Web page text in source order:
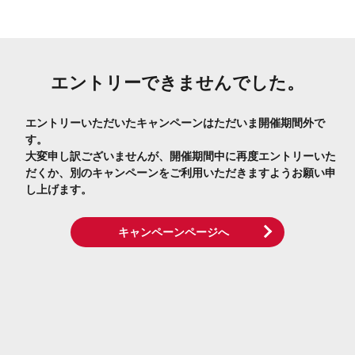
エントリーできませんでした。
エントリーいただいたキャンペーンはただいま開催期間外で
す。
大変申し訳ございませんが、開催期間中に再度エントリーいた
だくか、別のキャンペーンをご利用いただきますようお願い申
し上げます。
キャンペーンページへ